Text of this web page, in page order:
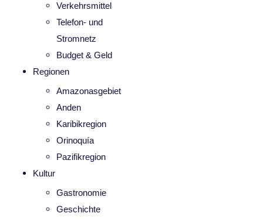
Verkehrsmittel
Telefon- und
Stromnetz
Budget & Geld
Regionen
Amazonasgebiet
Anden
Karibikregion
Orinoquía
Pazifikregion
Kultur
Gastronomie
Geschichte